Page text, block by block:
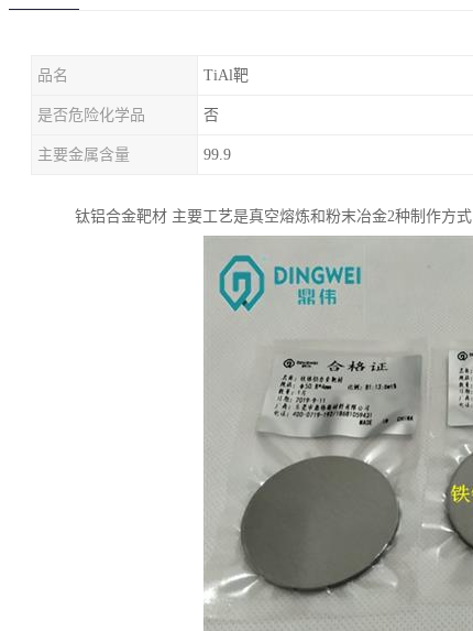
品名 TiAl靶
是否危险化学品 否
主要金属含量 99.9
钛铝合金靶材 主要工艺是真空熔炼和粉末冶金2种制作方式